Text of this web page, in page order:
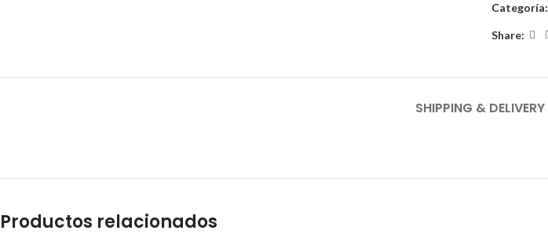
Categoría:
Share:
SHIPPING & DELIVERY
Productos relacionados